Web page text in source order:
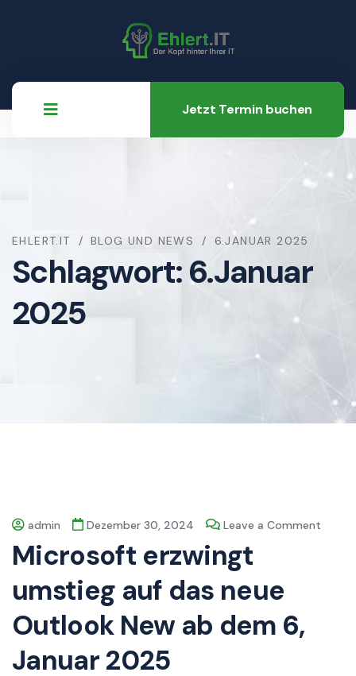
Jetzt Termin buchen
EHLERT.IT BLOG UND NEWS 6.JANUAR 2025
Schlagwort:6.Januar
2025
admin Dezember 30, 2024 Leave a Comment
Microsoft erzwingt
umstieg auf das neue
Outlook New ab dem 6,
Januar 2025